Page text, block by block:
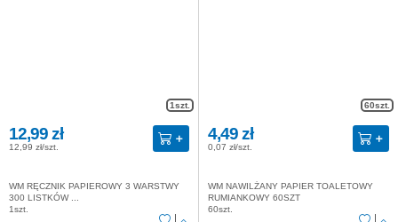
1szt.
12,99 zł
12,99 zł/szt.
WM RĘCZNIK PAPIEROWY 3 WARSTWY
300 LISTKÓW ...
1szt.
60szt.
4,49 zł
0,07 zł/szt.
WM NAWILŻANY PAPIER TOALETOWY
RUMIANKOWY 60SZT
60szt.